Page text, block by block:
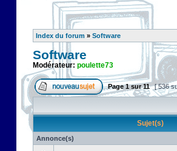
Index du forum » Software
Software
Modérateur: poulette73
Page1sur11 [ 536
Sujet(s)
Annonce(s)